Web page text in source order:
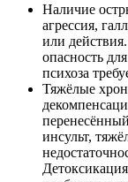
Наличие
агрессия,
или
опасность
психоза
Тяжёлые
инсульт,